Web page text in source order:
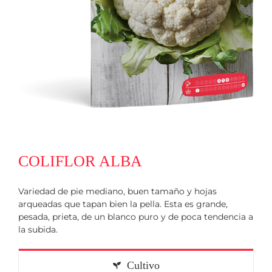
COLIFLOR ALBA
Variedad de pie mediano, buen tamaño y hojas
arqueadas que tapan bien la pella. Esta es grande,
pesada, prieta, de un blanco puro y de poca tendencia a
la subida.
Cultivo